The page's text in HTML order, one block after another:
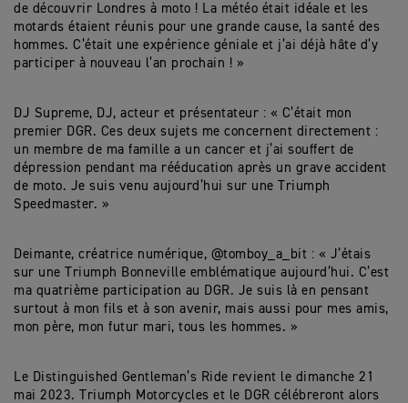
de découvrir Londres à moto ! La météo était idéale et les
motards étaient réunis pour une grande cause, la santé des
hommes. C’était une expérience géniale et j’ai déjà hâte d’y
participer à nouveau l’an prochain ! »
DJ Supreme, DJ, acteur et présentateur : « C’était mon
premier DGR. Ces deux sujets me concernent directement :
un membre de ma famille a un cancer et j’ai souffert de
dépression pendant ma rééducation après un grave accident
de moto. Je suis venu aujourd’hui sur une Triumph
Speedmaster. »
Deimante, créatrice numérique, @tomboy_a_bit : « J’étais
sur une Triumph Bonneville emblématique aujourd’hui. C’est
ma quatrième participation au DGR. Je suis là en pensant
surtout à mon fils et à son avenir, mais aussi pour mes amis,
mon père, mon futur mari, tous les hommes. »
Le Distinguished Gentleman’s Ride revient le dimanche 21
mai 2023. Triumph Motorcycles et le DGR célébreront alors